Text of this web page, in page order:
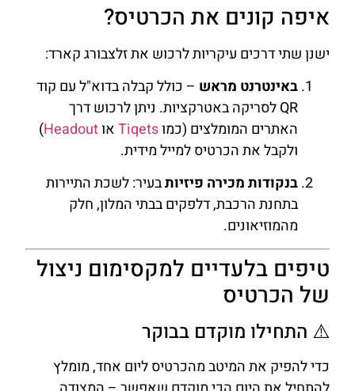
איפה קונים את הכרטיס?
ישנן שתי דרכים עיקריות לרכוש את זלצבורג קארד:
באינטרנט מראש – כולל קבלה בדוא"ל עם קוד
QR לסריקה באטרקציות. ניתן לרכוש דרך
האתרים המומלצים (כמוTiqetsאוHeadout
)
ולקבל את הכרטיס למייל מידית.
בנקודות מכירה פיזיותבעיר: לשכת התיירות
בתחנת הרכבת, דלפקים בבתי המלון, חלק
מהמוזיאונים.
טיפים בלעדיים למקסימום ניצול
של הכרטיס
⚠️ התחילו מוקדם בבוקר
כדי להפיק את המיטב מהכרטיס ליום אחד, מומלץ